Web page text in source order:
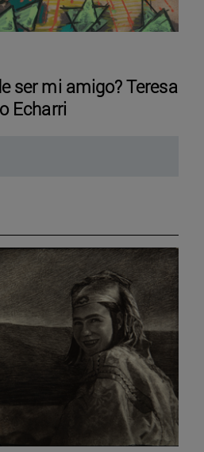
ser mi amigo? Teresa
Echarri